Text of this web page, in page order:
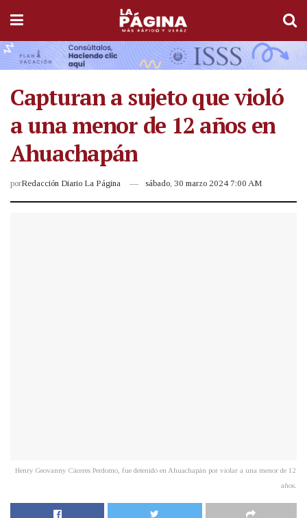
Capturan a sujeto que violó
a una menor de 12 años en
Ahuachapán
porRedacción Diario La Página sábado, 30 marzo 2024 7:00 AM
Henry Geovanny Cáceres Perdomo, fue detenido en Ahuachapán por violar a una menor de 12
años.